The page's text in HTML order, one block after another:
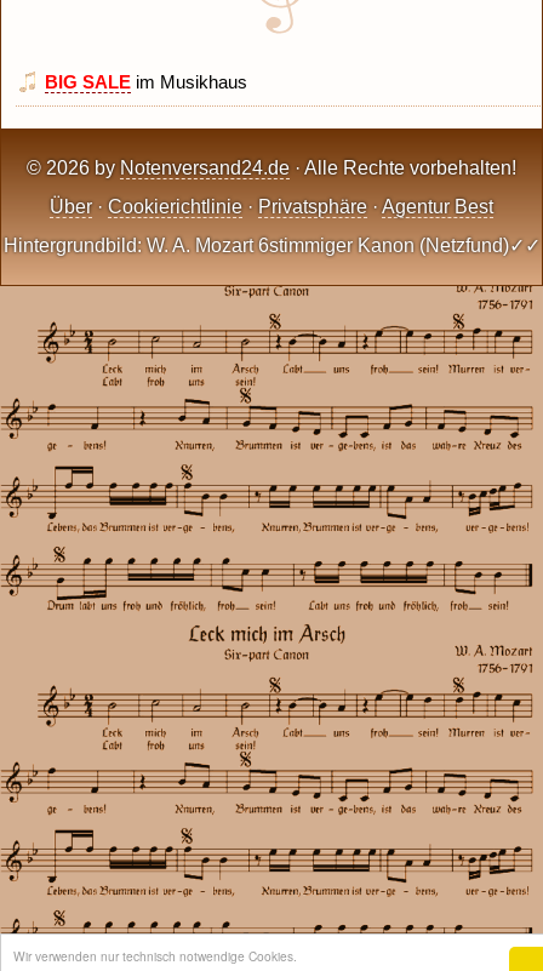
Wir verwenden nur technisch notwendige Cookies.
BIG SALE im Musikhaus
© 2026 by Notenversand24.de · Alle Rechte vorbehalten!
Über · Cookierichtlinie · Privatsphäre · Agentur Best
Hintergrundbild: W. A. Mozart 6stimmiger Kanon (Netzfund)✓✓